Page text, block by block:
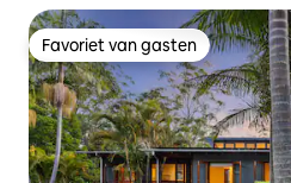
Favoriet van gasten
Favoriet van gasten